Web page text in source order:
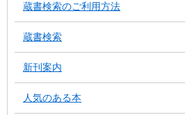
蔵書検索のご利用方法
蔵書検索
新刊案内
人気のある本